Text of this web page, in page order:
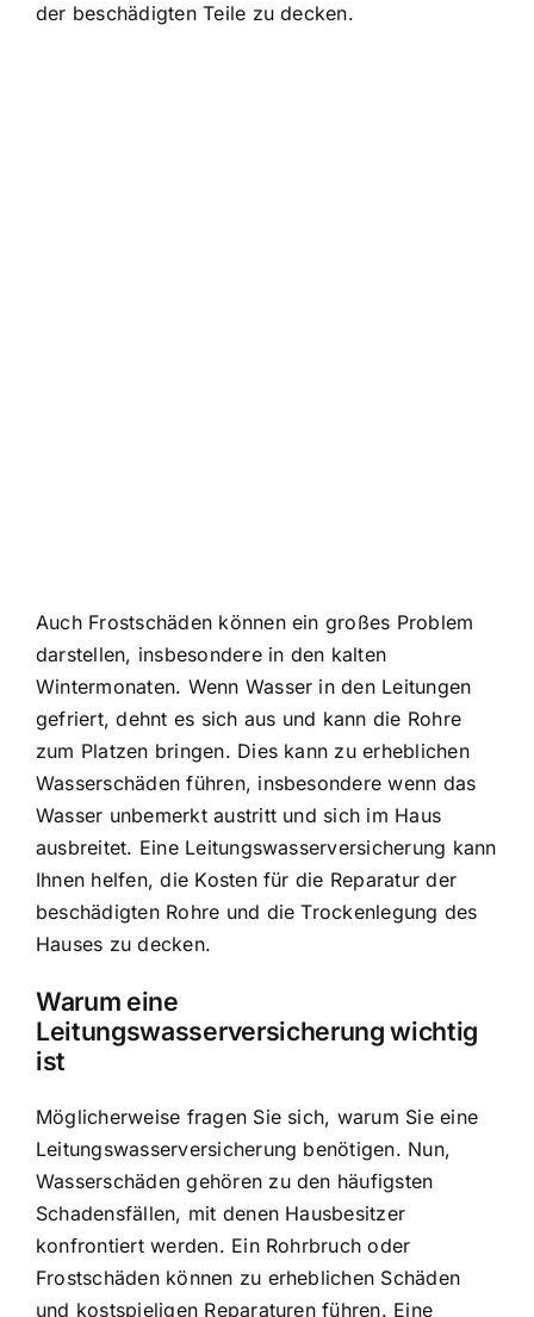
der beschädigten Teile zu decken.
Auch Frostschäden können ein großes Problem
darstellen, insbesondere in den kalten
Wintermonaten. Wenn Wasser in den Leitungen
gefriert, dehnt es sich aus und kann die Rohre
zum Platzen bringen. Dies kann zu erheblichen
Wasserschäden führen, insbesondere wenn das
Wasser unbemerkt austritt und sich im Haus
ausbreitet. Eine Leitungswasserversicherung kann
Ihnen helfen, die Kosten für die Reparatur der
beschädigten Rohre und die Trockenlegung des
Hauses zu decken.
Warum eine
Leitungswasserversicherung wichtig
ist
Möglicherweise fragen Sie sich, warum Sie eine
Leitungswasserversicherung benötigen. Nun,
Wasserschäden gehören zu den häufigsten
Schadensfällen, mit denen Hausbesitzer
konfrontiert werden. Ein Rohrbruch oder
Frostschäden können zu erheblichen Schäden
und kostspieligen Reparaturen führen. Eine